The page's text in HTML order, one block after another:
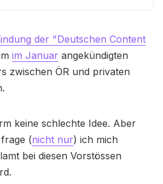
der "Deutschen Content
im Januar angekündigten
zwischen ÖR und privaten
keine schlechte Idee. Aber
frage (nicht nur) ich mich
bei diesen Vorstössen